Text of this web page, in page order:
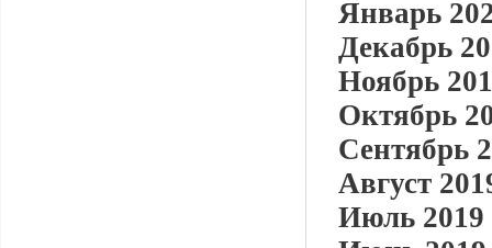
Январь
Декабрь
Ноябрь
Октябрь
Сентябрь
Август
Июль 2019